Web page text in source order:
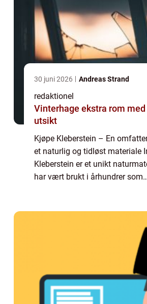
30 juni 2026 Andreas Strand
redaktionel
Vinterhage ekstra rom med lys, luft og
utsikt
Kjøpe Kleberstein – En
et naturlig og tidløst materiale
Kleberstein er et unikt
har vært brukt i århundrer som